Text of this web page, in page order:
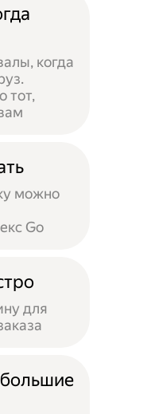
когда
тот,
можно
Go
для